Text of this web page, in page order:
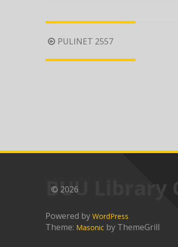
Post
navigation
PULINET 2557
BUU
© 2026
Powered by WordPress
Theme: Masonic by ThemeGrill